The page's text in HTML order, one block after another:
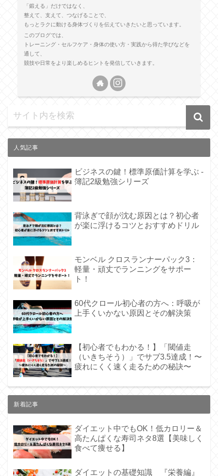
「鍛える」だけではなく、
整えて、支えて、つなげることで、
もっとラクに動ける身体づくりを伝えていきたいと思っています。
このブログでは、
トレーニング・セルフケア・身体の使い方・実践から得た学びなどを
通して、
競技や日常をより楽しめるヒントを発信していきます。
人気記事
ビジネスの鍵！標準原価計算を学ぶ -
簿記2級勉強シリーズ
背泳ぎで顔が沈む原因とは？初心者
が楽に浮けるコツとおすすめドリル
モンベル クロスランナーパック3：
軽量・頑丈でランニングをサポー
ト！
60代クロール初心者の方へ：呼吸が
上手くいかない原因とその解決策
【初心者でもわかる！】「閾値走
（いきちそう）」でサブ3.5達成！〜
疲れにくく速く走るための秘訣〜
新着記事
ダイエット中でもOK！低カロリー＆
高たんぱくな寿司ネタ8選【美味しく
食べて痩せる】
ダイエットの基礎知識 『栄養編』